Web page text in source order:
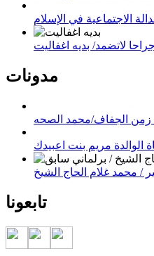
لاتضمد/ بديه اغفاليت
مدونات
زمن الجفاف/محمد الصحه
الوالدة مريم بنت اعبيدك
/ محمد غلام الحاج الشيخ
تابعونا